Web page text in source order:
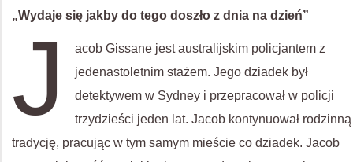
„Wydaje się jakby do tego doszło z dnia na dzień”
J
acob Gissane jest australijskim policjantem z
jedenastoletnim stażem. Jego dziadek był
detektywem w Sydney i przepracował w policji
trzydzieści jeden lat. Jacob kontynuował rodzinną
tradycję, pracując w tym samym mieście co dziadek. Jacob